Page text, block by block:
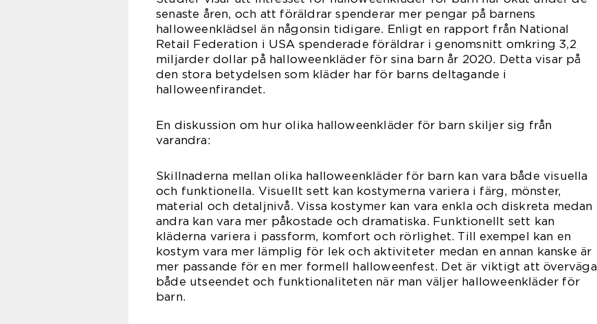
senaste åren, och att föräldrar spenderar mer pengar på barnens
halloweenklädsel än någonsin tidigare. Enligt en rapport från National
Retail Federation i USA spenderade föräldrar i genomsnitt omkring 3,2
miljarder dollar på halloweenkläder för sina barn år 2020. Detta visar på
den stora betydelsen som kläder har för barns deltagande i
halloweenfirandet.
En diskussion om hur olika halloweenkläder för barn skiljer sig från
varandra:
Skillnaderna mellan olika halloweenkläder för barn kan vara både visuella
och funktionella. Visuellt sett kan kostymerna variera i färg, mönster,
material och detaljnivå. Vissa kostymer kan vara enkla och diskreta medan
andra kan vara mer påkostade och dramatiska. Funktionellt sett kan
kläderna variera i passform, komfort och rörlighet. Till exempel kan en
kostym vara mer lämplig för lek och aktiviteter medan en annan kanske är
mer passande för en mer formell halloweenfest. Det är viktigt att överväga
både utseendet och funktionaliteten när man väljer halloweenkläder för
barn.